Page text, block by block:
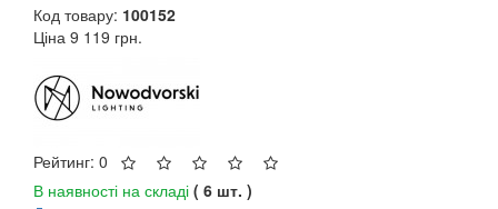
Код товару: 100152
Ціна 9 119 грн.
Рейтинг: 0
В наявності на складі ( 6 шт. )